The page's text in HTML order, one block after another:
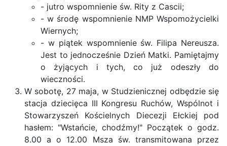
- jutro wspomnienie św. Rity z Cascii;
- w środę wspomnienie NMP Wspomożycielki
Wiernych;
- w piątek wspomnienie św. Filipa Nereusza.
Jest to jednocześnie Dzień Matki. Pamiętajmy
o żyjących i tych, co już odeszły do
wieczności.
W sobotę, 27 maja, w Studzienicznej odbędzie się
stacja dziecięca III Kongresu Ruchów, Wspólnot i
Stowarzyszeń Kościelnych Diecezji Ełckiej pod
hasłem: "Wstańcie, chodźmy!" Początek o godz.
8.00 a o 12.00 Msza św. transmitowana przez